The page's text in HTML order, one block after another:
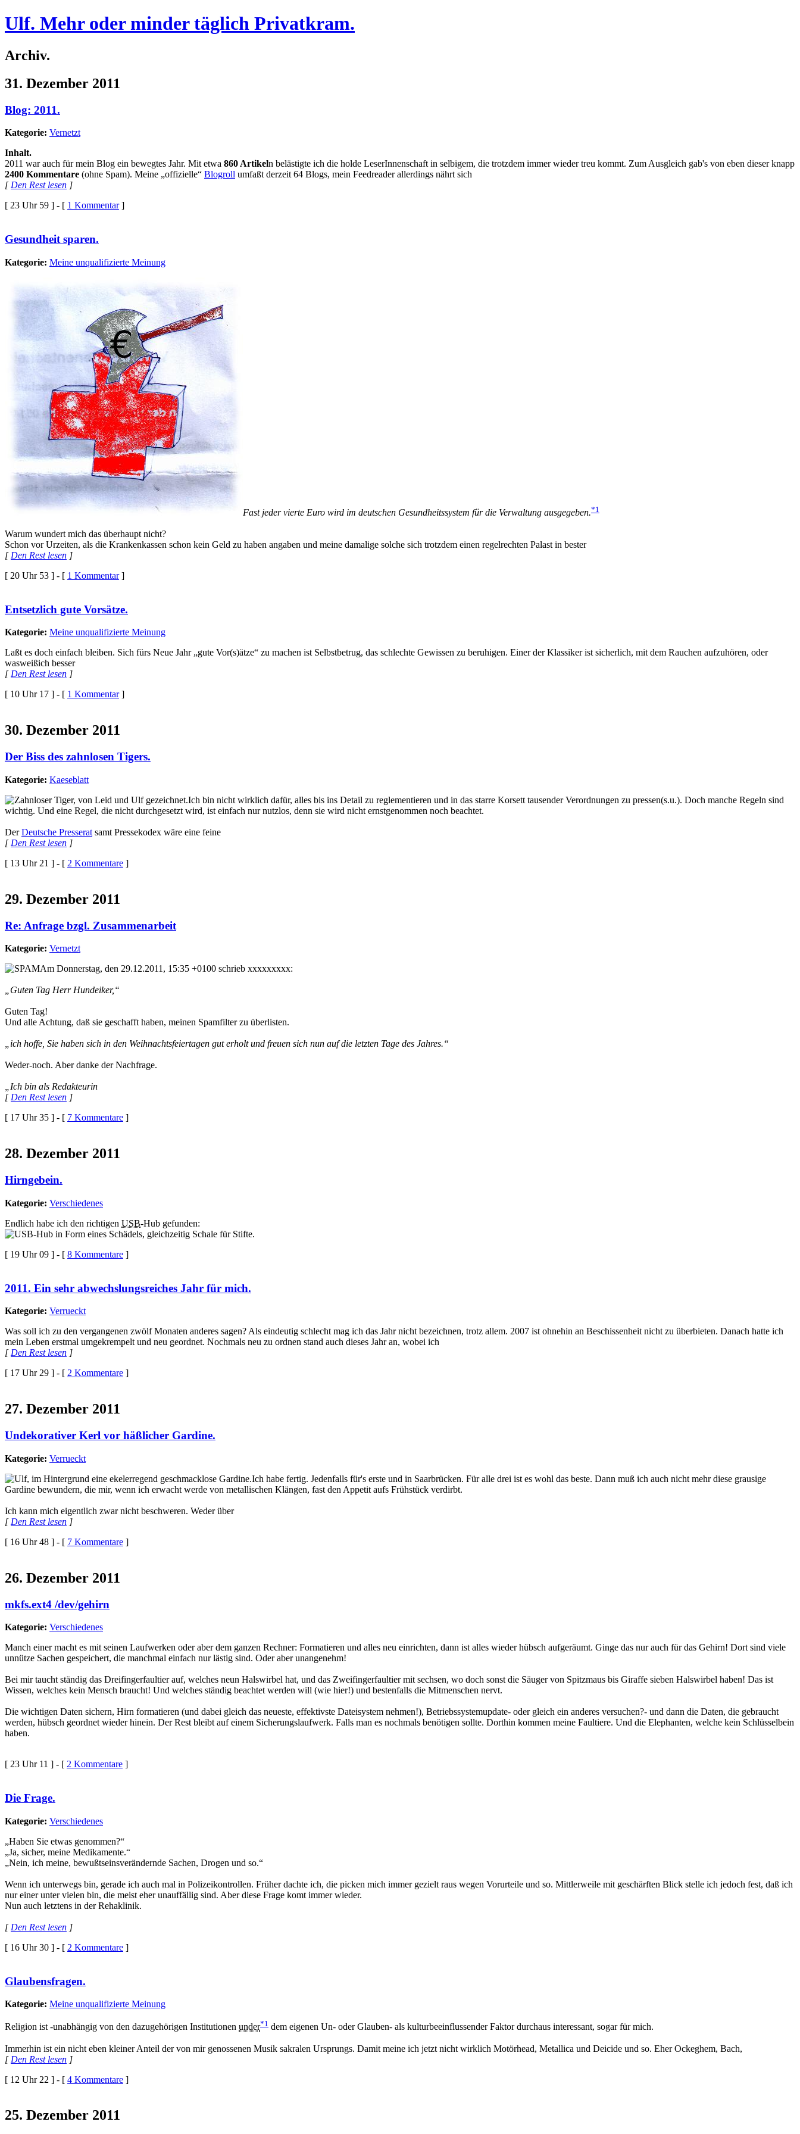
Ulf. Mehr oder minder täglich Privatkram.
Archiv.
31. Dezember 2011
Blog: 2011.
Kategorie: Vernetzt
Inhalt.
2011 war auch für mein Blog ein bewegtes Jahr. Mit etwa 860 Artikeln belästigte ich die holde LeserInnenschaft in selbigem, die trotzdem immer wieder treu kommt. Zum Ausgleich gab's von eben dieser knapp
2400 Kommentare (ohne Spam). Meine „offizielle“ Blogroll umfaßt derzeit 64 Blogs, mein Feedreader allerdings nährt sich
[Den Rest lesen ]
[ 23 Uhr 59 ] - [ 1 Kommentar]
Gesundheit sparen.
Kategorie: Meine unqualifizierte Meinung
Fast jeder vierte Euro wird im deutschen Gesundheitssystem für die Verwaltung ausgegeben.*1
Warum wundert mich das überhaupt nicht?
Schon vor Urzeiten, als die Krankenkassen schon kein Geld zu haben angaben und meine damalige solche sich trotzdem einen regelrechten Palast in bester
[ Den Rest lesen ]
[ 20 Uhr 53 ] - [ 1 Kommentar]
Entsetzlich gute Vorsätze.
Kategorie: Meine unqualifizierte Meinung
Laßt es doch einfach bleiben. Sich fürs Neue Jahr „gute Vor(s)ätze“ zu machen ist Selbstbetrug, das schlechte Gewissen zu beruhigen. Einer der Klassiker ist sicherlich, mit dem Rauchen aufzuhören, oder
wasweißich besser
[ Den Rest lesen ]
[ 10 Uhr 17 ] - [ 1 Kommentar]
30. Dezember 2011
Der Biss des zahnlosen Tigers.
Kategorie: Kaeseblatt
Ich bin nicht wirklich dafür, alles bis ins Detail zu reglementieren und in das starre Korsett tausender Verordnungen zu pressen(s.u.). Doch manche Regeln sind
wichtig. Und eine Regel, die nicht durchgesetzt wird, ist einfach nur nutzlos, denn sie wird nicht ernstgenommen noch beachtet.
DerDeutsche Presserat samt Pressekodex wäre eine feine
[ Den Rest lesen ]
[ 13 Uhr 21 ] - [ 2 Kommentare ]
29. Dezember 2011
Re: Anfrage bzgl. Zusammenarbeit
Kategorie: Vernetzt
Am Donnerstag, den 29.12.2011, 15:35 +0100 schrieb xxxxxxxxx:
„Guten Tag Herr Hundeiker,“
Guten Tag!
Und alle Achtung, daß sie geschafft haben, meinen Spamfilter zu überlisten.
„ich hoffe, Sie haben sich in den Weihnachtsfeiertagen gut erholt und freuen sich nun auf die letzten Tage des Jahres.“
Weder-noch. Aber danke der Nachfrage.
„Ich bin als Redakteurin
[ Den Rest lesen ]
[ 17 Uhr 35 ] - [ 7 Kommentare ]
28. Dezember 2011
Hirngebein.
Kategorie: Verschiedenes
Endlich habe ich den richtigen USB-Hub gefunden:
[ 19 Uhr 09 ] - [ 8 Kommentare ]
2011. Ein sehr abwechslungsreiches Jahr für mich.
Kategorie: Verrueckt
Was soll ich zu den vergangenen zwölf Monaten anderes sagen? Als eindeutig schlecht mag ich das Jahr nicht bezeichnen, trotz allem. 2007 ist ohnehin an Beschissenheit nicht zu überbieten. Danach hatte ich
mein Leben erstmal umgekrempelt und neu geordnet. Nochmals neu zu ordnen stand auch dieses Jahr an, wobei ich
[ Den Rest lesen ]
[ 17 Uhr 29 ] - [ 2 Kommentare ]
27. Dezember 2011
Undekorativer Kerl vor häßlicher Gardine.
Kategorie: Verrueckt
Ich habe fertig. Jedenfalls für's erste und in Saarbrücken. Für alle drei ist es wohl das beste. Dann muß ich auch nicht mehr diese grausige
Gardine bewundern, die mir, wenn ich erwacht werde von metallischen Klängen, fast den Appetit aufs Frühstück verdirbt.
Ich kann mich eigentlich zwar nicht beschweren. Weder über
[ Den Rest lesen ]
[ 16 Uhr 48 ] - [ 7 Kommentare ]
26. Dezember 2011
mkfs.ext4 /dev/gehirn
Kategorie: Verschiedenes
Manch einer macht es mit seinen Laufwerken oder aber dem ganzen Rechner: Formatieren und alles neu einrichten, dann ist alles wieder hübsch aufgeräumt. Ginge das nur auch für das Gehirn! Dort sind viele
unnütze Sachen gespeichert, die manchmal einfach nur lästig sind. Oder aber unangenehm!
Bei mir taucht ständig das Dreifingerfaultier auf, welches neun Halswirbel hat, und das Zweifingerfaultier mit sechsen, wo doch sonst die Säuger von Spitzmaus bis Giraffe sieben Halswirbel haben! Das ist
Wissen, welches kein Mensch braucht! Und welches ständig beachtet werden will (wie hier!) und bestenfalls die Mitmenschen nervt.
Die wichtigen Daten sichern, Hirn formatieren (und dabei gleich das neueste, effektivste Dateisystem nehmen!), Betriebssystemupdate- oder gleich ein anderes versuchen?- und dann die Daten, die gebraucht
werden, hübsch geordnet wieder hinein. Der Rest bleibt auf einem Sicherungslaufwerk. Falls man es nochmals benötigen sollte. Dorthin kommen meine Faultiere. Und die Elephanten, welche kein Schlüsselbein
haben.
[ 23 Uhr 11 ] - [ 2 Kommentare ]
Die Frage.
Kategorie: Verschiedenes
„Haben Sie etwas genommen?“
„Ja, sicher, meine Medikamente.“
„Nein, ich meine, bewußtseinsverändernde Sachen, Drogen und so.“
Wenn ich unterwegs bin, gerade ich auch mal in Polizeikontrollen. Früher dachte ich, die picken mich immer gezielt raus wegen Vorurteile und so. Mittlerweile mit geschärften Blick stelle ich jedoch fest, daß ich
nur einer unter vielen bin, die meist eher unauffällig sind. Aber diese Frage komt immer wieder.
Nun auch letztens in der Rehaklinik.
[ Den Rest lesen ]
[ 16 Uhr 30 ] - [ 2 Kommentare ]
Glaubensfragen.
Kategorie: Meine unqualifizierte Meinung
Religion ist -unabhängig von den dazugehörigen Institutionen under*1 dem eigenen Un- oder Glauben- als kulturbeeinflussender Faktor durchaus interessant, sogar für mich.
Immerhin ist ein nicht eben kleiner Anteil der von mir genossenen Musik sakralen Ursprungs. Damit meine ich jetzt nicht wirklich Motörhead, Metallica und Deicide und so. Eher Ockeghem, Bach,
[ Den Rest lesen ]
[ 12 Uhr 22 ] - [ 4 Kommentare ]
25. Dezember 2011